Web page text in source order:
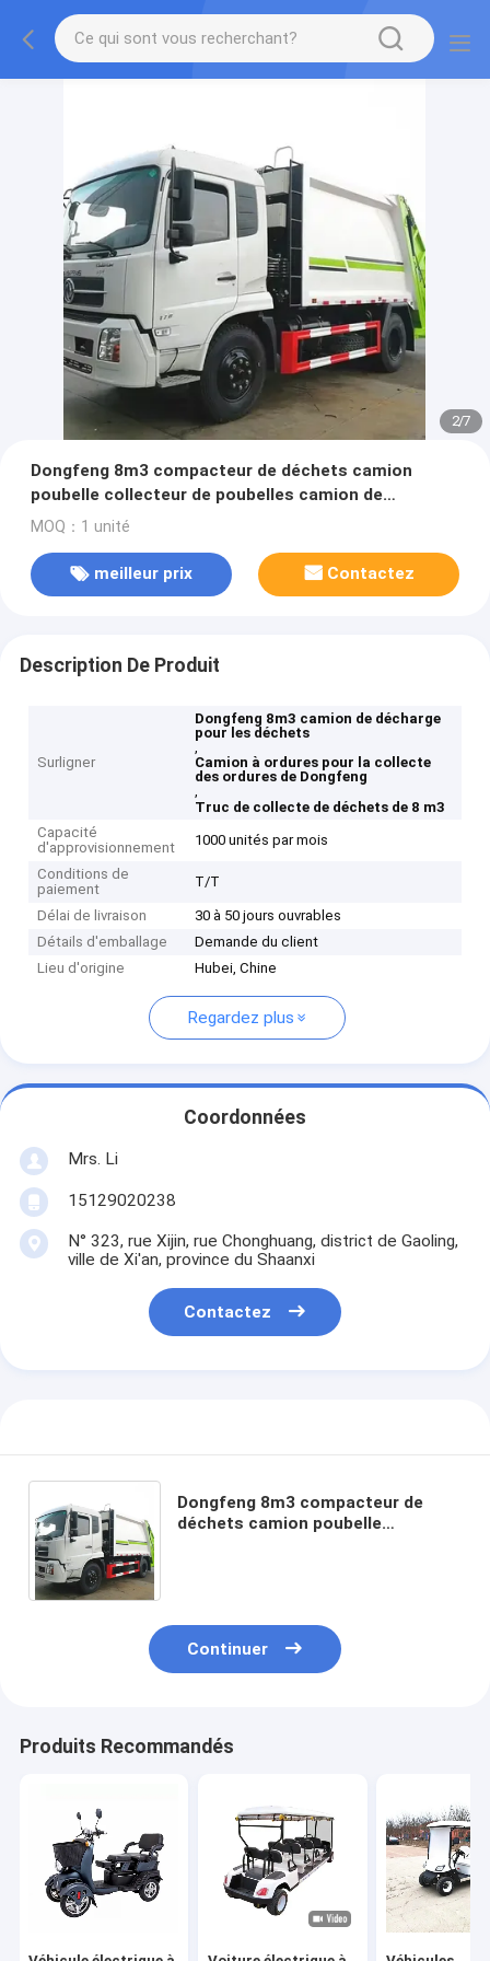
2/7
Dongfeng 8m3 compacteur de déchets camion
poubelle collecteur de poubelles camion de
décharge pour les déchets
MOQ：1 unité
meilleur prix Contactez
Description De Produit
Surligner
Dongfeng 8m3 camion de décharge
pour les déchets
,
Camion à ordures pour la collecte
des ordures de Dongfeng
,
Truc de collecte de déchets de 8 m3
Capacité
d'approvisionnement
1000 unités par mois
Conditions de
paiement
T/T
Délai de livraison
30 à 50 jours ouvrables
Détails d'emballage
Demande du client
Lieu d'origine
Hubei, Chine
Regardez plus
Coordonnées
Mrs. Li
15129020238
N° 323, rue Xijin, rue Chonghuang, district de Gaoling,
ville de Xi'an, province du Shaanxi
Contactez
Dongfeng 8m3 compacteur de
déchets camion poubelle
Continuer
Produits Recommandés